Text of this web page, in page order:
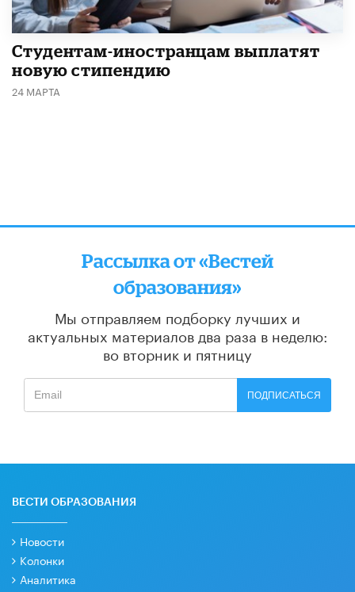
Студентам-иностранцам выплатят
новую стипендию
24 МАРТА
Рассылка от «Вестей
образования»
Мы отправляем подборку лучших и
актуальных материалов два раза в неделю:
во вторник и пятницу
ПОДПИСАТЬСЯ
ВЕСТИ ОБРАЗОВАНИЯ
Новости
Колонки
Аналитика